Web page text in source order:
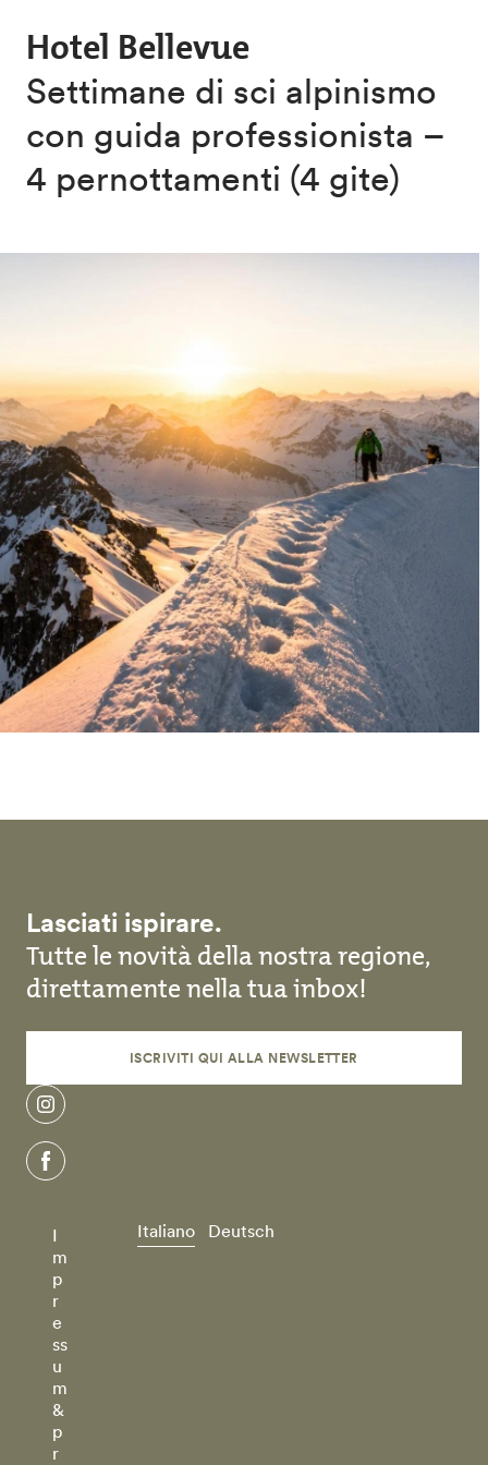
Hotel Bellevue
Settimane di sci alpinismo
con guida professionista –
4 pernottamenti (4 gite)
Lasciati ispirare.
Tutte le novità della nostra regione,
direttamente nella tua inbox!
ISCRIVITI QUI ALLA NEWSLETTER
instagram
facebook
I
m
p
r
e
ss
u
m
&
p
r
Italiano Deutsch